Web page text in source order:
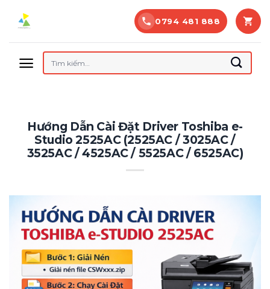
0794 481 888
Tìm
kiếm:
Hướng Dẫn Cài Đặt Driver Toshiba e-
Studio 2525AC (2525AC / 3025AC /
3525AC / 4525AC / 5525AC / 6525AC)